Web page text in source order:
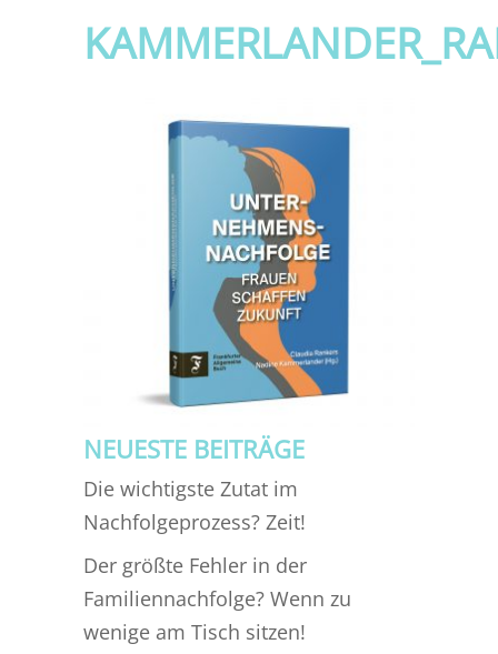
NEUESTE BEITRÄGE
Die wichtigste Zutat im
Nachfolgeprozess? Zeit!
Der größte Fehler in der
Familiennachfolge? Wenn zu
wenige am Tisch sitzen!